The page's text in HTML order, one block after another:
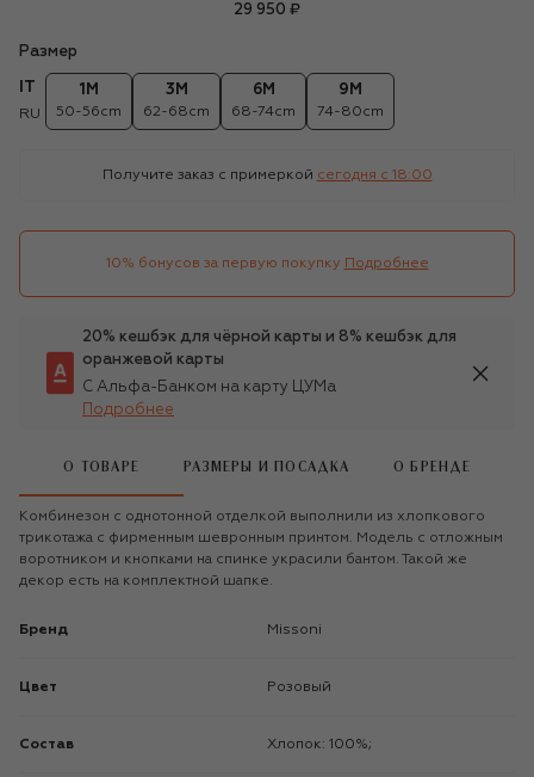
29 950 ₽
Размер
RU
1M
50-56cm
3M
62-68cm
6M
68-74cm
9M
74-80cm
Получите заказ с примеркой сегодня c 18:00
10% бонусов за первую покупку Подробнее
20% кешбэк для чёрной карты и 8% кешбэк для
оранжевой карты
С Альфа-Банком на карту ЦУМа
Подробнее
О ТОВАРЕ РАЗМЕРЫ И ПОСАДКА О БРЕНДЕ
Комбинезон с однотонной отделкой выполнили из хлопкового
трикотажа с фирменным шевронным принтом. Модель с отложным
воротником и кнопками на спинке украсили бантом. Такой же
декор есть на комплектной шапке.
Бренд Missoni
Цвет Розовый
Состав Хлопок: 100%;